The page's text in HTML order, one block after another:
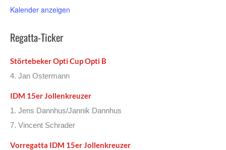
Kalender anzeigen
Regatta-Ticker
Störtebeker Opti Cup Opti B
4. Jan Ostermann
IDM 15er Jollenkreuzer
1. Jens Dannhus/Jannik Dannhus
7. Vincent Schrader
Vorregatta IDM 15er Jollenkreuzer